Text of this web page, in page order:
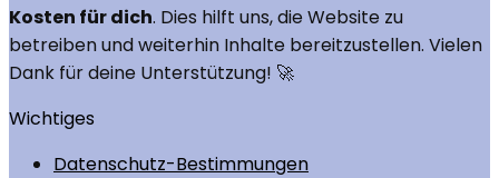
Kosten für dich. Dies hilft uns, die Website zu
betreiben und weiterhin Inhalte bereitzustellen. Vielen
Dank für deine Unterstützung! 🚀
Wichtiges
Datenschutz-Bestimmungen